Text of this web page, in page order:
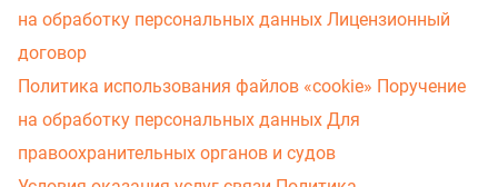
на обработку персональных данных Лицензионный
договор
Политика использования файлов «cookie» Поручение
на обработку персональных данных Для
правоохранительных органов и судов